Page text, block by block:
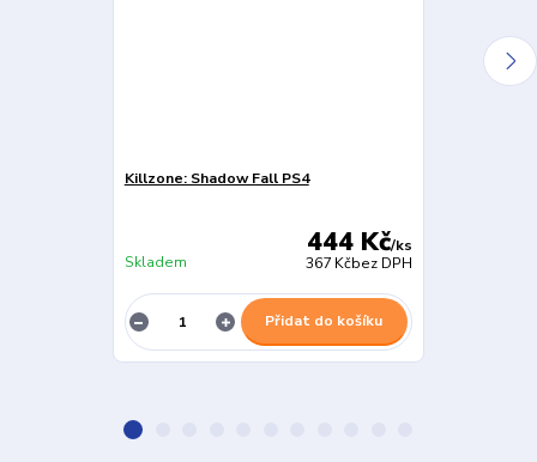
Killzone: Shadow Fall PS4
444 Kč/ks
367 Kčbez DPH
Skladem
Přidat do košíku